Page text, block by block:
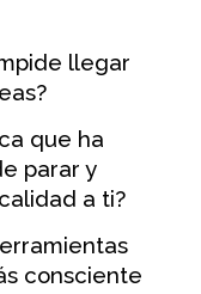
llegar
que ha
parar y
a ti?
consciente